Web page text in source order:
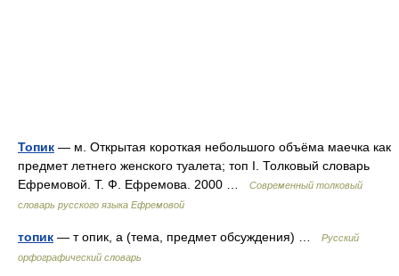
Топик — м. Открытая короткая небольшого объёма маечка как
предмет летнего женского туалета; топ I. Толковый словарь
Ефремовой. Т. Ф. Ефремова. 2000 …
Современный толковый
словарь русского языка Ефремовой
топик — т опик, а (тема, предмет обсуждения) …
Русский
орфографический словарь